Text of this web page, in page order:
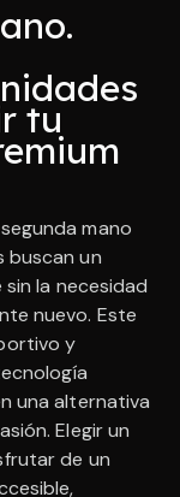
tu
mano
buscan un
la necesidad
nuevo. Este
y
una alternativa
Elegir un
de un